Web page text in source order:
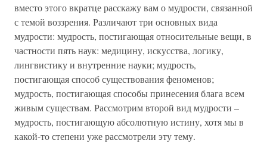
вместо этого вкратце расскажу вам о мудрости, связанной
с темой воззрения. Различают три основных вида
мудрости: мудрость, постигающая относительные вещи, в
частности пять наук: медицину, искусства, логику,
лингвистику и внутренние науки; мудрость,
постигающая способ существования феноменов;
мудрость, постигающая способы принесения блага всем
живым существам. Рассмотрим второй вид мудрости –
мудрость, постигающую абсолютную истину, хотя мы в
какой-то степени уже рассмотрели эту тему.